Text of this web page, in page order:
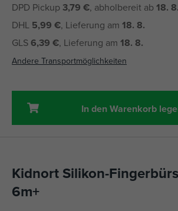
DPD Pickup 3,79 €, abholbereit ab 18. 8.
DHL 5,99 €, Lieferung am 18. 8.
GLS6,39 €, Lieferung am 18. 8.
Andere Transportmöglichkeiten
In den Warenkorb
Kidnort Silikon-
6m+